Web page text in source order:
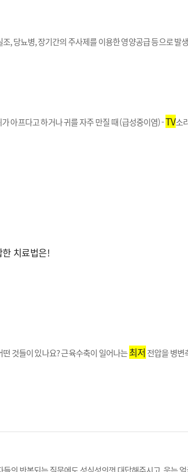
, 당뇨병, 장기간의 주사제를 이용한 영양공급 등으로 발
아프다고 하거나 귀를 자주 만질 때 (급성중이염) -TV소
치료법은!
것들이 있나요? 근육수축이 일어나는최저 전압을 병변